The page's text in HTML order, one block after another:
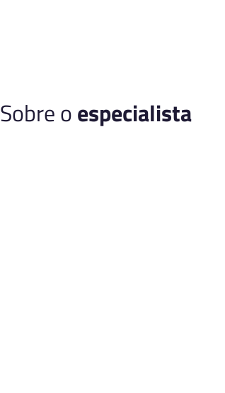
Sobre oespecialista